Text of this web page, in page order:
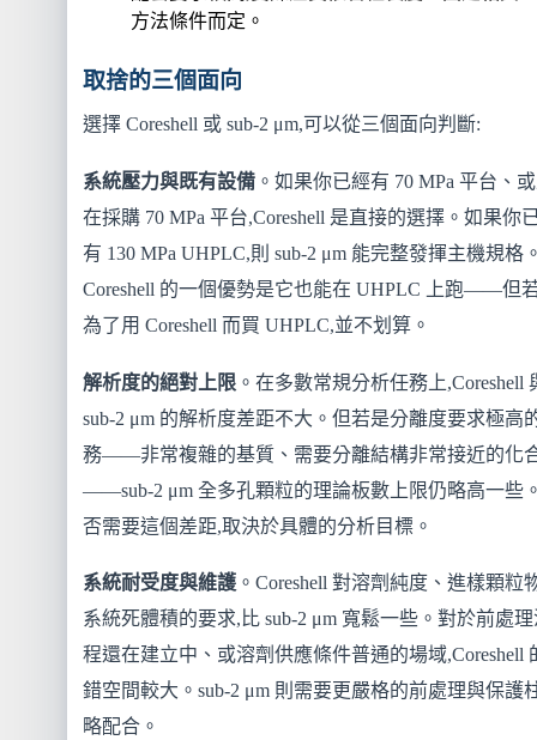
方法條件而定。
取捨的三個面向
選擇 Coreshell 或 sub-2 μm,可以從三個面向判斷:
系統壓力與既有設備。如果你已經有 70 MPa 平台、
在採購 70 MPa 平台,Coreshell 是直接的選擇。如果你
有 130 MPa UHPLC,則 sub-2 μm 能完整發揮主機規格
Coreshell 的一個優勢是它也能在 UHPLC 上跑——但
為了用 Coreshell 而買 UHPLC,並不划算。
解析度的絕對上限。在多數常規分析任務上,Coreshell
sub-2 μm 的解析度差距不大。但若是分離度要求極高
務——非常複雜的基質、需要分離結構非常接近的化
——sub-2 μm 全多孔顆粒的理論板數上限仍略高一些
否需要這個差距,取決於具體的分析目標。
系統耐受度與維護。Coreshell 對溶劑純度、進樣顆粒
系統死體積的要求,比 sub-2 μm 寬鬆一些。對於前處
程還在建立中、或溶劑供應條件普通的場域,Coreshell
錯空間較大。sub-2 μm 則需要更嚴格的前處理與保護
略配合。